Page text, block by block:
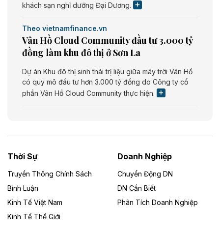
khách sạn nghỉ dưỡng Đại Dương.
Theo vietnamfinance.vn
Vân Hồ Cloud Community đầu tư 3.000 tỷ
đồng làm khu đô thị ở Sơn La
Dự án Khu đô thị sinh thái trị liệu giữa mây trời Vân Hồ
có quy mô đầu tư hơn 3.000 tỷ đồng do Công ty cổ
phần Vân Hồ Cloud Community thực hiện.
Dự án Nhà máy xử lý rác và phát điện Bắc Giang do
Công ty TNHH Năng lượng môi trường Bắc Giang làm
Theo vietnamfinance.vn
Đức Long Gia Lai mở rộng ‘hệ sinh thái’
Thời Sự
Truyền Thông Chính Sách
Bình Luận
Kinh Tế Việt Nam
Kinh Tế Thế Giới
Doanh Nghiệp
Chuyển Động DN
DN Cần Biết
Phân Tích Doanh Nghiệp